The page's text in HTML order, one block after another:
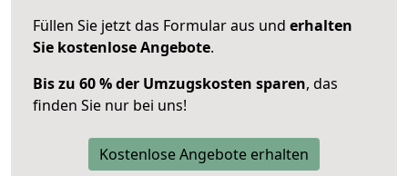
Füllen Sie jetzt das Formular aus und erhalten
Sie kostenlose Angebote.
Bis zu 60 % der Umzugskosten sparen, das
finden Sie nur bei uns!
Kostenlose Angebote erhalten